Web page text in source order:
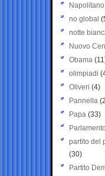
Napolitano
no global
notte
Nuovo
Obama
olimpiadi
Oliveri (4)
Pannella
Papa (33)
Parlamento
partito del
(30)
Partito